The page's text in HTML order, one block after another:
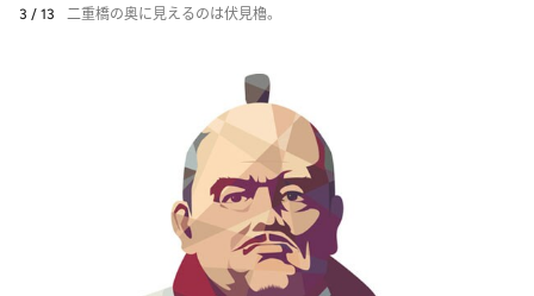
3 / 13 二重橋の奥に見えるのは伏見櫓。